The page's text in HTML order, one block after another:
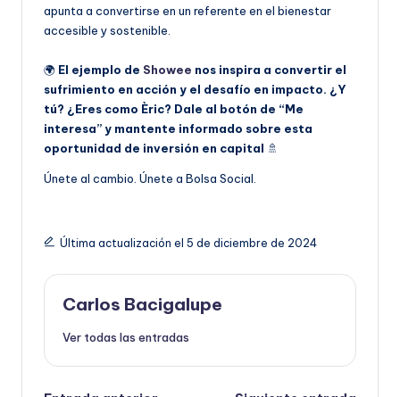
apunta a convertirse en un referente en el bienestar
accesible y sostenible.
🌍 El ejemplo de Showee nos inspira a convertir el
sufrimiento en acción y el desafío en impacto. ¿Y
tú? ¿Eres como Èric? Dale al botón de “Me
interesa” y mantente informado sobre esta
oportunidad de inversión en capital 🚿
Únete al cambio. Únete a Bolsa Social.
Última actualización el 5 de diciembre de 2024
Carlos Bacigalupe
Ver todas las entradas